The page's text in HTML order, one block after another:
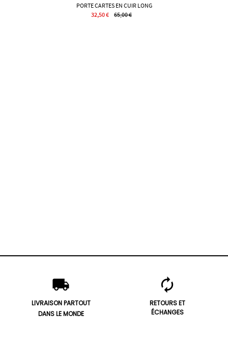
PORTE CARTES EN CUIR LONG
32,50 €
65,00 €
local_shipping
LIVRAISON PARTOUT
DANS LE MONDE
autorenew
RETOURS ET
ÉCHANGES